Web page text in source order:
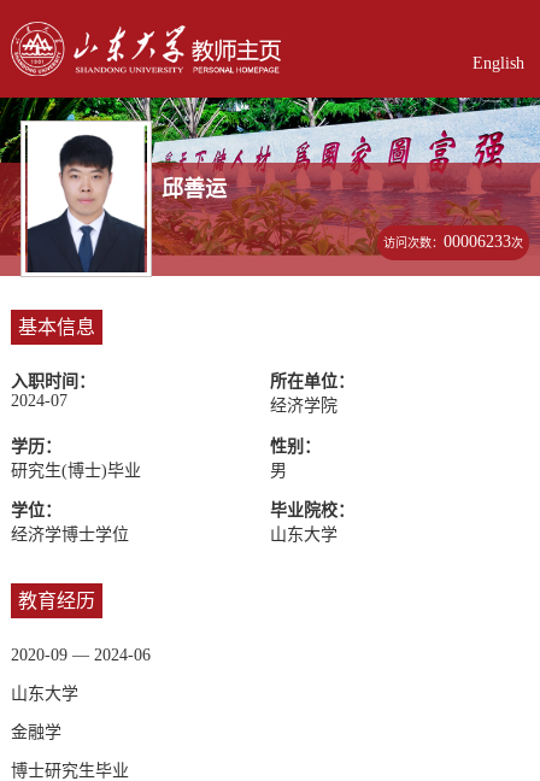
English
邱善运
访问次数：00006233次
基本信息
入职时间：
2024-07
所在单位：
经济学院
学历：
研究生(博士)毕业
性别：
男
学位：
经济学博士学位
毕业院校：
山东大学
教育经历
2020-09 — 2024-06
山东大学
金融学
博士研究生毕业